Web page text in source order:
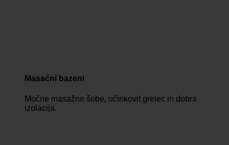
Masaćni bazeni
Močne masažne šobe, učinkovit grelec in dobra
izolacija.